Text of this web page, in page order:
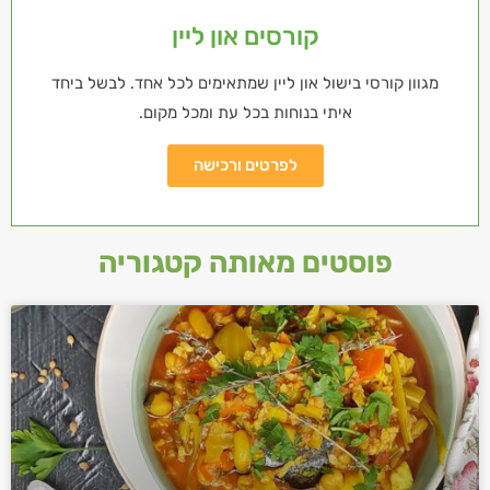
קורסים און ליין
מגוון קורסי בישול און ליין שמתאימים לכל אחד. לבשל ביחד
איתי בנוחות בכל עת ומכל מקום.
לפרטים ורכישה
פוסטים מאותה קטגוריה